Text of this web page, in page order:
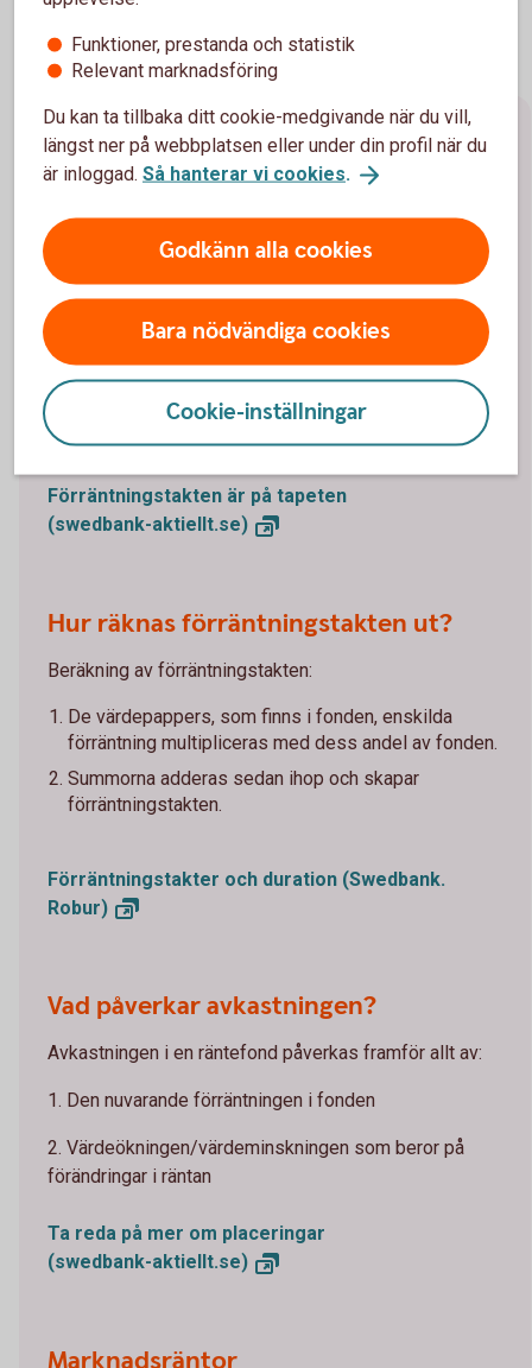
framöver.
Förräntningstakt, duration och
marknadsräntor
Förräntningstakt/avkastning
Förräntningstakten (Yield to maturity) visar den
avkastning som räntefonden skulle få 12 månader
framåt vid ett oförändrat ränteläge/oförändrade
marknadsräntor. Förräntningstakten uppdateras en
gång i månaden. I angivna förräntningstakter är alla
avgifter redan dragna.
Förräntningstakten är på tapeten
(swedbank-aktiellt.se)
Hur räknas förräntningstakten ut?
Beräkning av förräntningstakten:
De värdepappers, som finns i fonden, enskilda
förräntning multipliceras med dess andel av fonden.
Summorna adderas sedan ihop och skapar
förräntningstakten.
Förräntningstakter och duration (Swedbank.
Robur)
Vad påverkar avkastningen?
Avkastningen i en räntefond påverkas framför allt av:
1. Den nuvarande förräntningen i fonden
2. Värdeökningen/värdeminskningen som beror på
förändringar i räntan
Ta reda på mer om placeringar
(swedbank-aktiellt.se)
Funktioner, prestanda och statistik
Relevant marknadsföring
Du kan ta tillbaka ditt cookie-medgivande när du vill,
längst ner på webbplatsen eller under din profil när du
är inloggad. Så hanterar vi cookies.
Godkänn alla cookies
Bara nödvändiga cookies
Cookie-inställningar